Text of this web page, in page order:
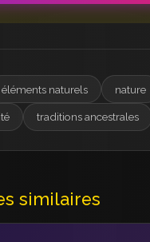
éléments naturels nature
traditions ancestrales
similaires